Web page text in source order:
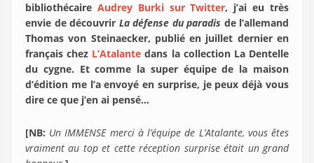
bibliothécaire Audrey Burki sur Twitter, j’ai eu très
envie de découvrir La défense du paradis de l’allemand
Thomas von Steinaecker, publié en juillet dernier en
français chez L’Atalante dans la collection La Dentelle
du cygne. Et comme la super équipe de la maison
d’édition me l’a envoyé en surprise, je peux déjà vous
dire ce que j’en ai pensé…
[NB: Un IMMENSE merci à l’équipe de L’Atalante, vous êtes
vraiment au top et cette réception surprise était un grand